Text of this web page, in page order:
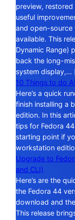
preview,
useful
and open-
available. This
Dynamic Range)
back the long-
system
10 Things to do
Here’s a quick
finish installing a
edition. In this
tips for Fedora
starting point if
workstation
Upgrade to
and CLI)
Here’s are the
the Fedora 44
download and
This release